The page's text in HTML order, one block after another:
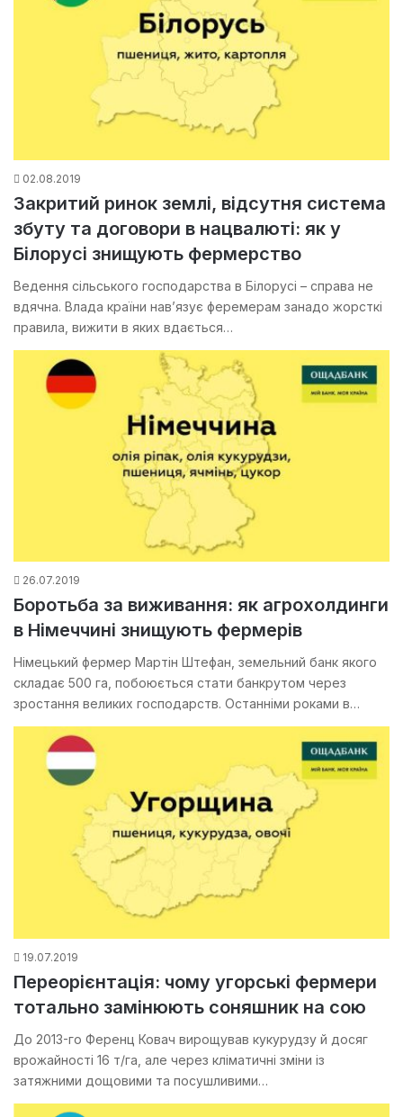
02.08.2019
Закритий ринок землі, відсутня система
збуту та договори в нацвалюті: як у
Білорусі знищують фермерство
Ведення сільського господарства в Білорусі – справа не
вдячна. Влада країни нав’язує феремерам занадо жорсткі
правила, вижити в яких вдається…
26.07.2019
Боротьба за виживання: як агрохолдинги
в Німеччині знищують фермерів
Німецький фермер Мартін Штефан, земельний банк якого
складає 500 га, побоюється стати банкрутом через
зростання великих господарств. Останніми роками в…
19.07.2019
Переорієнтація: чому угорські фермери
тотально замінюють соняшник на сою
До 2013-го Ференц Ковач вирощував кукурудзу й досяг
врожайності 16 т/га, але через кліматичні зміни із
затяжними дощовими та посушливими…